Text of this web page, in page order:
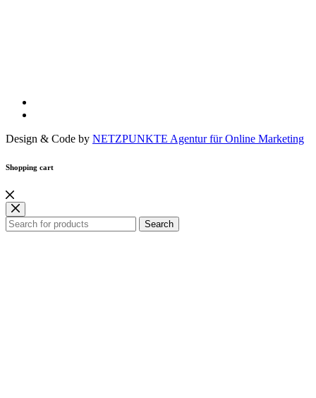
Design & Code by NETZPUNKTE Agentur für Online Marketing
Shopping cart
Search